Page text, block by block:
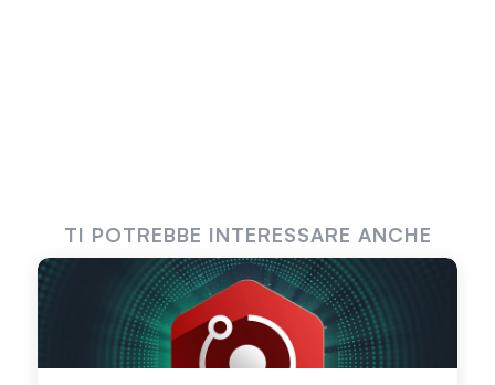
TI POTREBBE INTERESSARE ANCHE